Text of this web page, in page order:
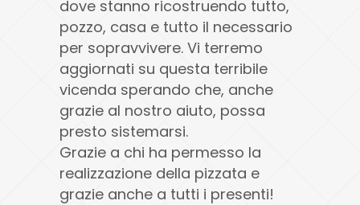
dove stanno ricostruendo tutto,
pozzo, casa e tutto il necessario
per sopravvivere. Vi terremo
aggiornati su questa terribile
vicenda sperando che, anche
grazie al nostro aiuto, possa
presto sistemarsi.
Grazie a chi ha permesso la
realizzazione della pizzata e
grazie anche a tutti i presenti!